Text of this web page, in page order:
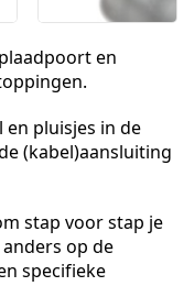
en
en pluisjes in de
(kabel)aansluiting
stap voor stap je
op de
specifieke